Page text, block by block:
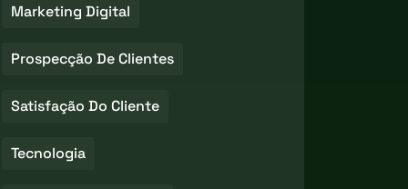
Marketing Digital
Prospecção De Clientes
Satisfação Do Cliente
Tecnologia